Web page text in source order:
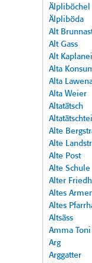
Älpliböchel
Älpliböda
Alt
Alt Gass
Alt Kaplanei
Alta
Alta
Alta Weier
Altatätsch
Altatätschteil
Alte
Alte
Alte Post
Alte Schule
Alter
Altes
Altes
Altsäss
Amma
Arg
Arggatter